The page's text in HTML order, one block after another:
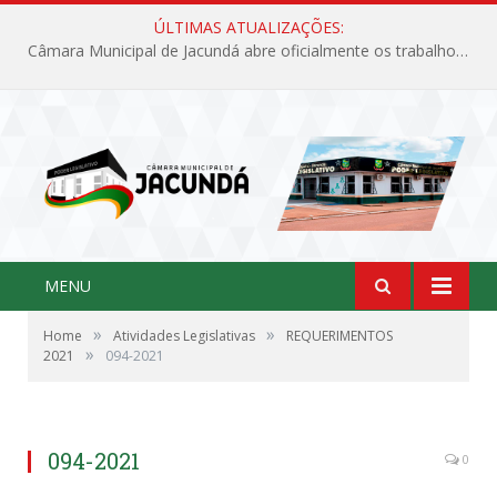
ÚLTIMAS ATUALIZAÇÕES:
Câmara Municipal de Jacundá abre oficialmente os trabalhos legislativos de 2026
MENU
Home » Atividades Legislativas »
REQUERIMENTOS
2021
» 094-2021
094-2021 0